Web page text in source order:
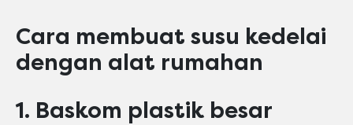
Cara membuat susu kedelai
dengan alat rumahan
1. Baskom plastik besar